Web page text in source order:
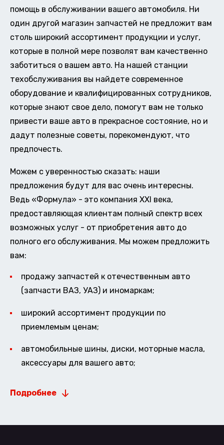
помощь в обслуживании вашего автомобиля. Ни
один другой магазин запчастей не предложит вам
столь широкий ассортимент продукции и услуг,
которые в полной мере позволят вам качественно
заботиться о вашем авто. На нашей станции
техобслуживания вы найдете современное
оборудование и квалифицированных сотрудников,
которые знают свое дело, помогут вам не только
привести ваше авто в прекрасное состояние, но и
дадут полезные советы, порекомендуют, что
предпочесть.
Можем с уверенностью сказать: наши
предложения будут для вас очень интересны.
Ведь «Формула» - это компания XXI века,
предоставляющая клиентам полный спектр всех
возможных услуг - от приобретения авто до
полного его обслуживания. Мы можем предложить
вам:
продажу запчастей к отечественным авто
(запчасти ВАЗ, УАЗ) и иномаркам;
широкий ассортимент продукции по
приемлемым ценам;
автомобильные шины, диски, моторные масла,
аксессуары для вашего авто;
Подробнее